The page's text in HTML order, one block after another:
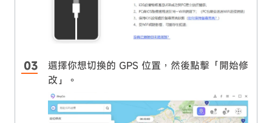
選擇你想切換的 GPS 位置，然後點擊「開始修
改」。